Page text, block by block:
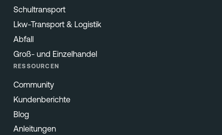
Schultransport
Lkw-Transport & Logistik
Abfall
Groß- und Einzelhandel
RESSOURCEN
Community
Kundenberichte
Blog
Anleitungen